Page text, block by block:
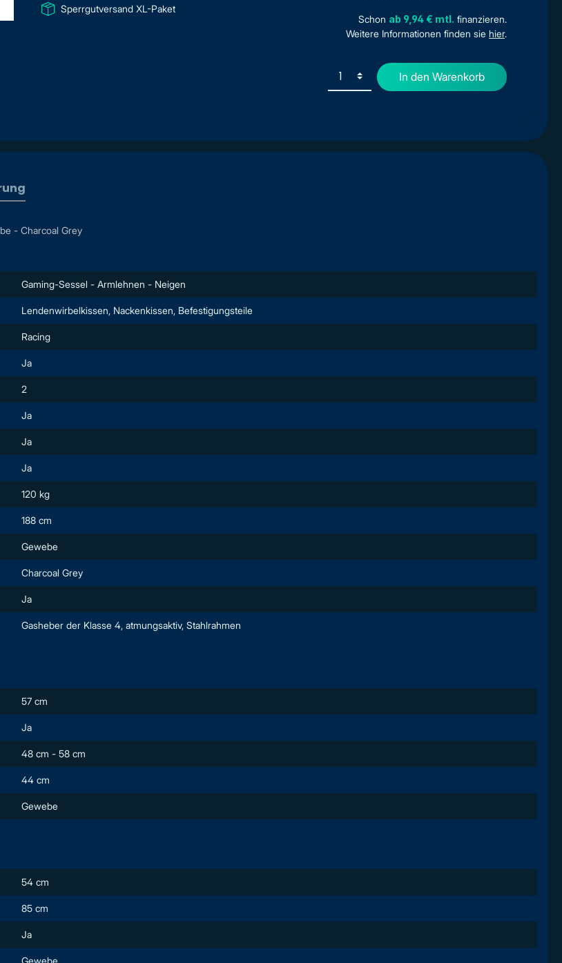
Sperrgutversand XL-Paket
Schon ab 9,94 € mtl. finanzieren.
Weitere Informationen finden sie hier.
In den Warenkorb
- Charcoal Grey
Gaming-Sessel - Armlehnen - Neigen
Lendenwirbelkissen, Nackenkissen, Befestigungsteile
Racing
Ja
2
Ja
Ja
Ja
120 kg
188 cm
Gewebe
Charcoal Grey
Ja
Gasheber der Klasse 4, atmungsaktiv, Stahlrahmen
57 cm
Ja
48 cm - 58 cm
44 cm
Gewebe
54 cm
85 cm
Ja